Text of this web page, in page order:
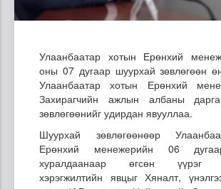
Улаанбаатар хотын Ерөнхий
оны 07 дугаар шуурхай зөвлөгөөн
Улаанбаатар хотын Ерөнхий
Захирагчийн ажлын албаны
зөвлөгөөнийг удирдан явууллаа.
Шуурхай зөвлөгөөнөөр
Ерөнхий менежерийн 06
хуралдаанаар өгсөн үүрэг
хэрэгжилтийн явцыг Хяналт,